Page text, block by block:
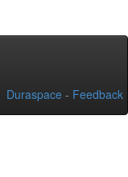
Duraspace - Feedback